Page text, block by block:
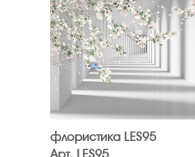
флористика LES95
Арт. LES95